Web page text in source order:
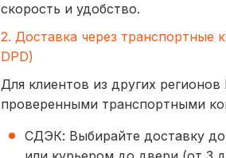
скорость и удобство.
2. Доставка через
DPD)
Для клиентов из других
проверенными транспортными
СДЭК: Выбирайте доставку